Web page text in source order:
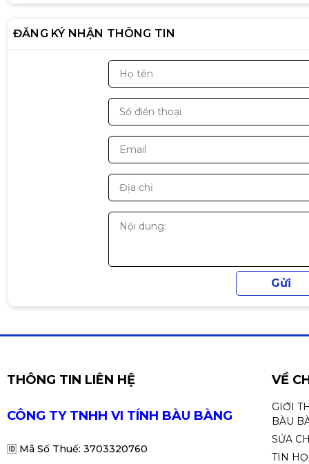
lọc ánh sáng xanh và chống nhấp
VGA (D-Sub)
Màn hình có thiết kế phẳng, viền mỏng
văn phòng, học tập, phòng net hoặc góc làm
ĐĂNG KÝ NHẬN THÔNG TIN
THÔNG TIN LIÊN HỆ
CÔNG TY TNHH VI TÍNH BÀU BÀNG
🆔 Mã Số Thuế: 3703320760
VỀ
GIỚI
BÀU
SỬA
TIN